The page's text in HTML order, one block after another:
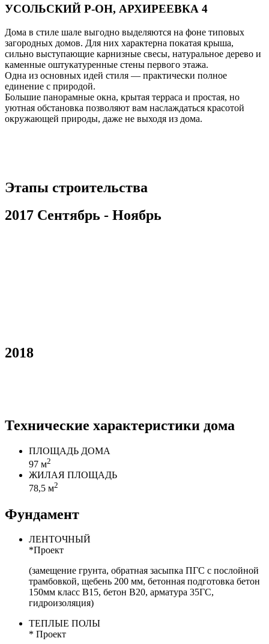
УСОЛЬСКИЙ Р-ОН, АРХИРЕЕВКА 4
Дома в стиле шале выгодно выделяются на фоне типовых
загородных домов. Для них характерна покатая крыша,
сильно выступающие карнизные свесы, натуральное дерево и
каменные оштукатуренные стены первого этажа.
Одна из основных идей стиля — практически полное
единение с природой.
Большие панорамные окна, крытая терраса и простая, но
уютная обстановка позволяют вам наслаждаться красотой
окружающей природы, даже не выходя из дома.
Этапы строительства
2017 Сентябрь - Ноябрь
2018
Технические характеристики дома
ПЛОЩАДЬ ДОМА
97 м2
ЖИЛАЯ ПЛОЩАДЬ
78,5 м2
Фундамент
ЛЕНТОЧНЫЙ
*Проект
(замещение грунта, обратная засыпка ПГС с послойной
трамбовкой, щебень 200 мм, бетонная подготовка бетон
150мм класс B15, бетон B20, арматура 35ГС,
гидроизоляция)
ТЕПЛЫЕ ПОЛЫ
* Проект